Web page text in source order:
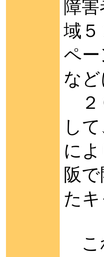
障
域
ペ
な
２
し
に
阪
た
こ